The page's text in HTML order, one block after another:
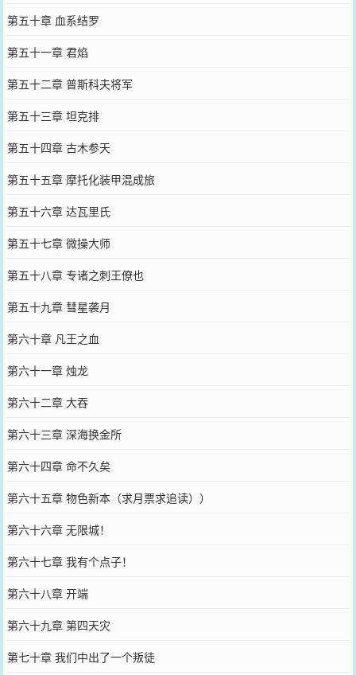
第五十章 血系结罗
第五十一章 君焰
第五十二章 普斯科夫将军
第五十三章 坦克排
第五十四章 古木参天
第五十五章 摩托化装甲混成旅
第五十六章 达瓦里氏
第五十七章 微操大师
第五十八章 专诸之刺王僚也
第五十九章 彗星袭月
第六十章 凡王之血
第六十一章 烛龙
第六十二章 大吞
第六十三章 深海换金所
第六十四章 命不久矣
第六十五章 物色新本（求月票求追读））
第六十六章 无限城！
第六十七章 我有个点子！
第六十八章 开端
第六十九章 第四天灾
第七十章 我们中出了一个叛徒